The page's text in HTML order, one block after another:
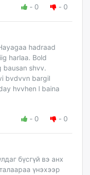
- 0 - 0
hadraad
harlaa. Bold
bausan shvv.
bvdvvn bargil
hvvhen l baina
- 0 - 0
бүсгүй вэ анх
үнэхээр